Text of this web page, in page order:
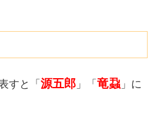
すと「 源五郎 」「 竜蝨 」に